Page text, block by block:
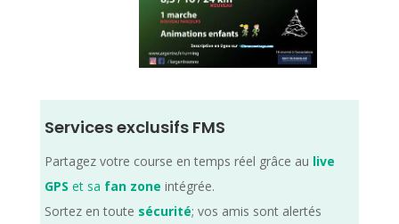
Services exclusifs FMS
Partagez votre course en temps réel grâce au live
GPS et sa fan zone intégrée.
Sortez en toute sécurité; vos amis sont alertés